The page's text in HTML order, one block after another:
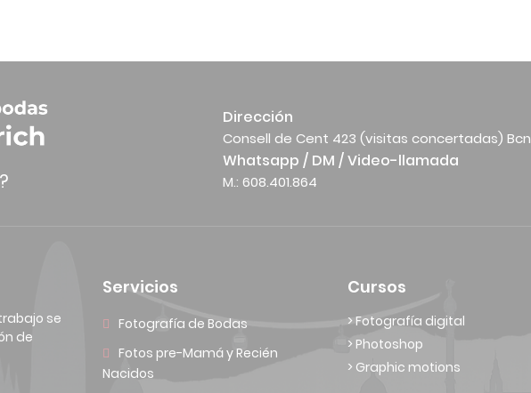
Dirección
Consell de Cent 423 (visitas concertadas) Bcn
Whatsapp / DM / Video-llamada
M.: 608.401.864
se
de
Servicios
Fotografía de Bodas
Fotos pre-Mamá y Recién
Nacidos
Cursos
> Fotografía digital
> Photoshop
> Graphic motions